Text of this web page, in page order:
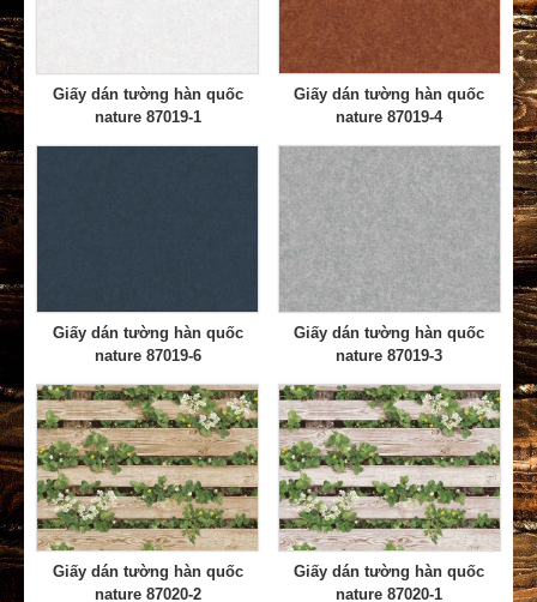
Giấy dán tường hàn quốc
nature 87019-1
Giấy dán tường hàn quốc
nature 87019-4
Giấy dán tường hàn quốc
nature 87019-6
Giấy dán tường hàn quốc
nature 87019-3
Giấy dán tường hàn quốc
nature 87020-2
Giấy dán tường hàn quốc
nature 87020-1